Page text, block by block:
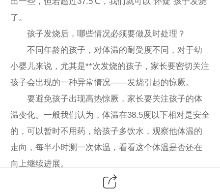
了。
孩子发烧后，哪些情况必须要做及时处理？
不同年龄的孩子，对体温的耐受度不同，对于幼
小婴儿来说，尤其是**次发烧的孩子，家长要密切关注
孩子会出现的一种异常情况——发烧引起的惊厥。
要避免孩子出现高热惊厥，家长要关注孩子的体
温变化。一般我们认为，体温在38.5度以下相对是安全
的，可以暂时不用药，给孩子多饮水，观察他体温的
走向，每半小时测一次体温，看看这个体温是否还在
向上继续进展。
如果孩子的体温没有继续升高，出汗后体温有所